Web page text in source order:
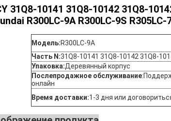
31Q8-10141 31Q8-10142 31Q8-
R300LC-9A R300LC-9S R305LC-
Модель:R300LC-9A
Часть N:31Q8-10141 31Q8-10142 31Q8-
Упаковка:Деревянный корпус
Послепродажное обслуживание:
онлайн
Время доставки:1-3 дня или